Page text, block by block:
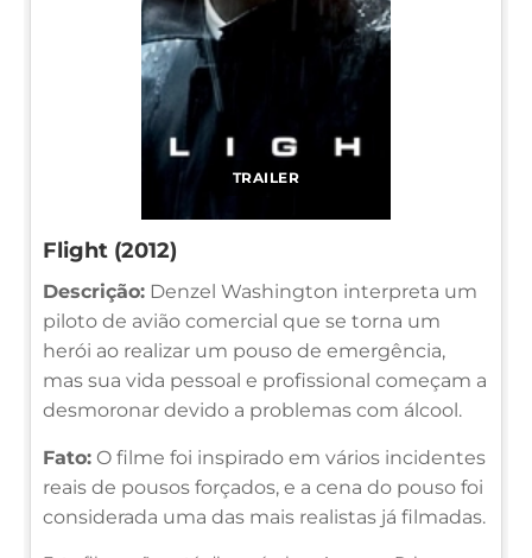
TRAILER
Flight (2012)
Descrição: Denzel Washington interpreta um
piloto de avião comercial que se torna um
herói ao realizar um pouso de emergência,
mas sua vida pessoal e profissional começam a
desmoronar devido a problemas com álcool.
Fato: O filme foi inspirado em vários incidentes
reais de pousos forçados, e a cena do pouso foi
considerada uma das mais realistas já filmadas.